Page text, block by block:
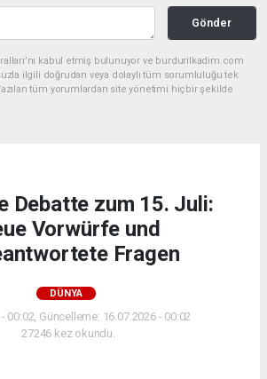
Gönder
kabul etmiş bulunuyor ve burdurilkadim.com
ilgili doğrudan veya dolaylı tüm sorumluluğu tek
tüm yorumlardan site yönetimi hiçbir şekilde
Debatte zum 15. Juli:
Vorwürfe und
Fragen
DÜNYA
00:02, Güncelleme: 16.07.2026 - 00:02
27246 kez okundu.